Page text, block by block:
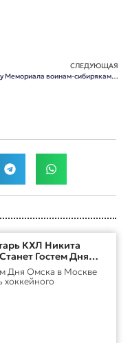
СЛЕДУЮЩАЯ
Акция у Мемориала воинам-сибирякам на 42-м км Волоколамского шоссе
КХЛ Никита
Гостем Дня
Дня Омска в Москве
хоккейного